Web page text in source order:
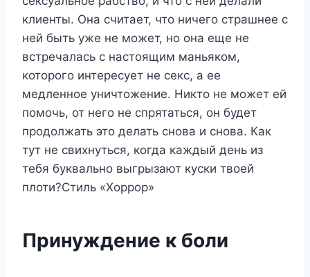
клиенты. Она считает, что ничего страшнее с
ней быть уже не может, но она еще не
встречалась с настоящим маньяком,
которого интересует не секс, а ее
медленное уничтожение. Никто не может ей
помочь, от него не спрятаться, он будет
продолжать это делать снова и снова. Как
тут не свихнуться, когда каждый день из
тебя буквально выгрызают куски твоей
плоти?Стиль «Хоррор»
Принуждение к боли